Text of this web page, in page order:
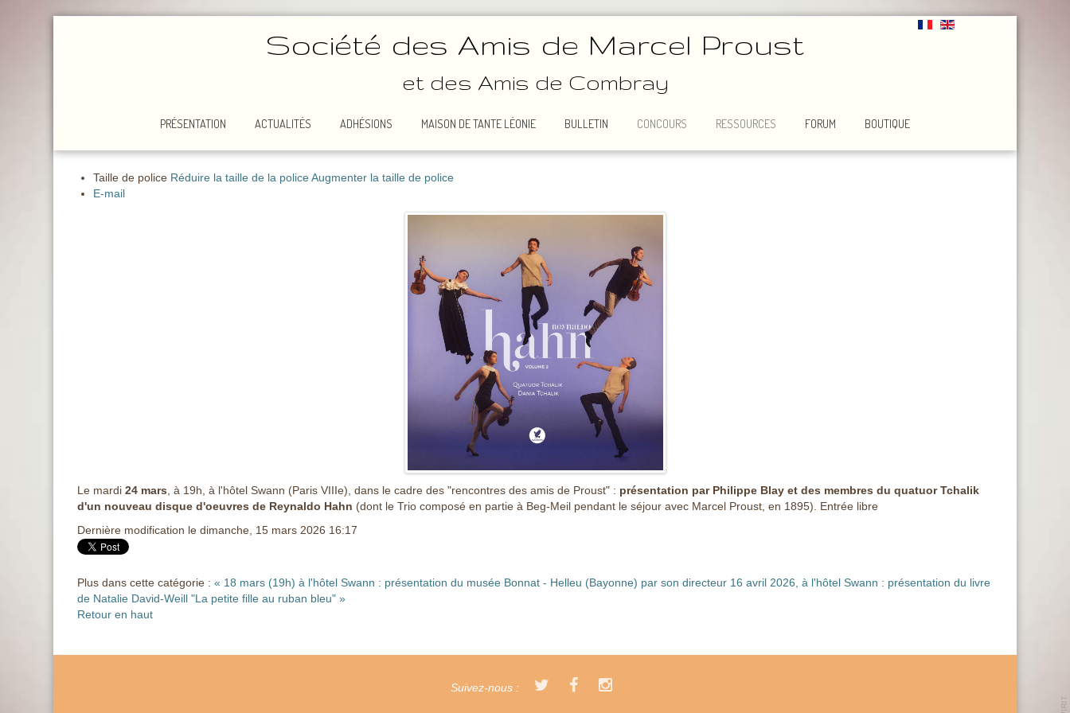
Société des Amis de Marcel Proust
et des Amis de Combray
PRÉSENTATION ACTUALITÉS ADHÉSIONS MAISON DE TANTE LÉONIE BULLETIN CONCOURS RESSOURCES FORUM BOUTIQUE
Taille de police Réduire la taille de la police Augmenter la taille de police
E-mail
Le mardi24 mars, à 19h, à l'hôtel Swann (Paris VIIIe), dans le cadre des "rencontres des amis de Proust" : présentation par Philippe Blay et des membres du quatuor Tchalik
d'un nouveau disque d'oeuvres de Reynaldo Hahn (dont le Trio composé en partie à Beg-Meil pendant le séjour avec Marcel Proust, en 1895). Entrée libre
Dernière modification le dimanche, 15 mars 2026 16:17
Plus dans cette catégorie :« 18 mars (19h) à l'hôtel Swann : présentation du musée Bonnat - Helleu (Bayonne) par son directeur 16 avril 2026, à l'hôtel Swann : présentation du livre
de Natalie David-Weill "La petite fille au ruban bleu" »
Retour en haut
Suivez-nous :